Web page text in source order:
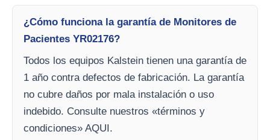
¿Cómo funciona la garantía de Monitores de
Pacientes YR02176?
Todos los equipos Kalstein tienen una garantía de
1 año contra defectos de fabricación. La garantía
no cubre daños por mala instalación o uso
indebido. Consulte nuestros «términos y
condiciones» AQUI.